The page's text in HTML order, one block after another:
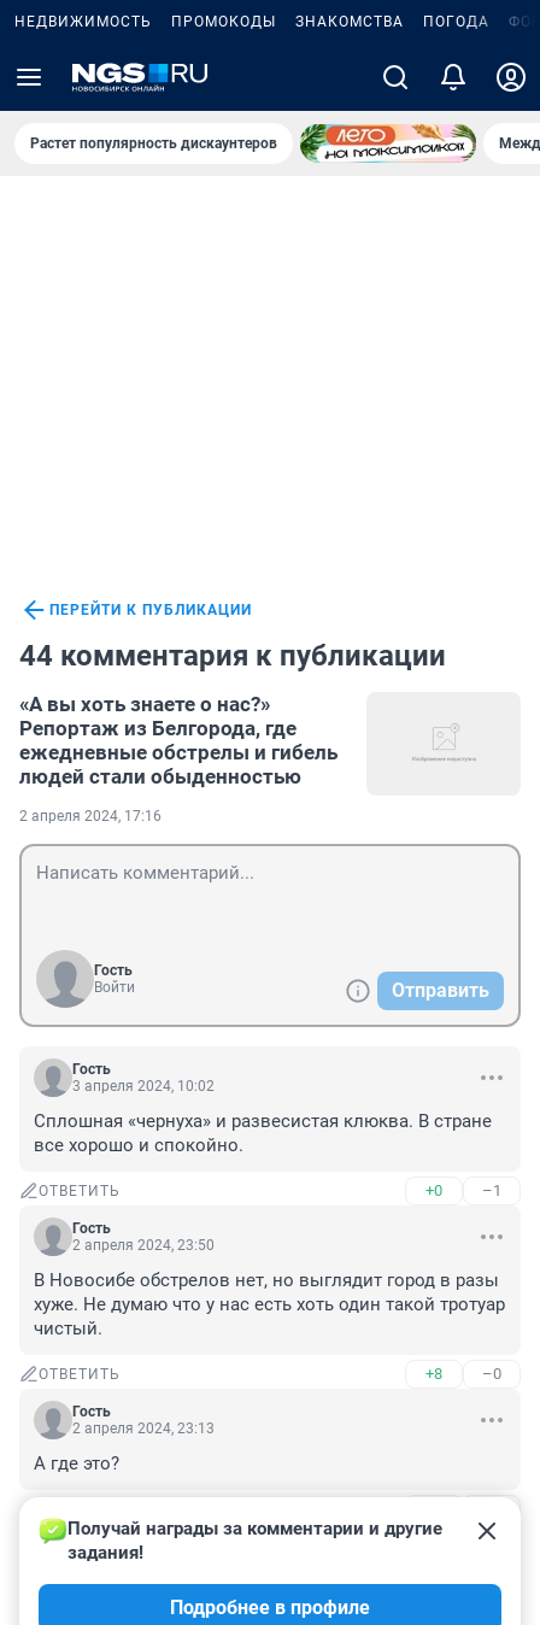
НЕДВИЖИМОСТЬ ПРОМОКОДЫ ЗНАКОМСТВА ПОГОДА
Растет популярность дискаунтеров
ПЕРЕЙТИ К ПУБЛИКАЦИИ
44 комментария к публикации
«А вы хоть знаете о нас?»
Репортаж из Белгорода, где
ежедневные обстрелы и гибель
людей стали обыденностью
2 апреля 2024, 17:16
Гость
Войти
Отправить
Гость
3 апреля 2024, 10:02
Сплошная «чернуха» и развесистая клюква. В стране
все хорошо и спокойно.
ОТВЕТИТЬ +0 –1
Гость
2 апреля 2024, 23:50
В Новосибе обстрелов нет, но выглядит город в разы
хуже. Не думаю что у нас есть хоть один такой тротуар
чистый.
ОТВЕТИТЬ +8 –0
Гость
2 апреля 2024, 23:13
А где это?
Гость
А это в санитарной зоне.
Получай награды за комментарии и другие
задания!
Подробнее в профиле